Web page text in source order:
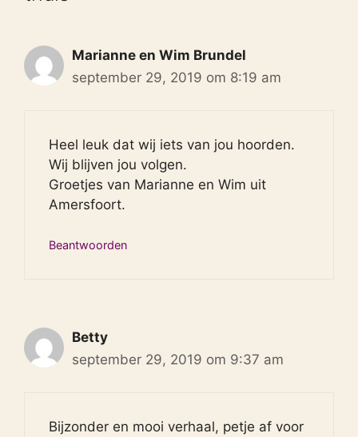
Marianne en Wim Brundel
september 29, 2019 om 8:19 am
Heel leuk dat wij iets van jou hoorden.
Wij blijven jou volgen.
Groetjes van Marianne en Wim uit
Amersfoort.
Beantwoorden
Betty
september 29, 2019 om 9:37 am
Bijzonder en mooi verhaal, petje af voor